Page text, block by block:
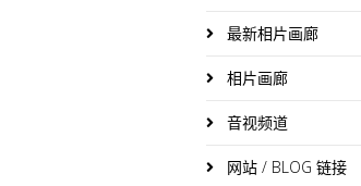
最新相片画廊
相片画廊
音视频道
网站 / BLOG 链接